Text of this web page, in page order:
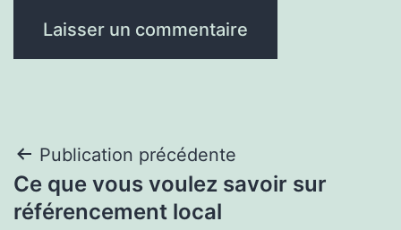
Navigation
de
Publication précédente
Ce que vous voulez savoir sur
référencement local